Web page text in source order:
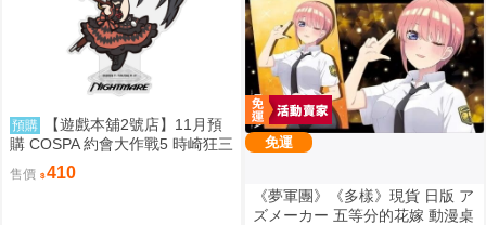
預購
【遊戲本舖2號店】11月預
購 COSPA 約會大作戰5 時崎狂三
Q版壓克力立牌 0822
售價 410
免運
《夢軍團》《多樣》現貨 日版 ア
ズメーカー 五等分的花嫁 動漫桌